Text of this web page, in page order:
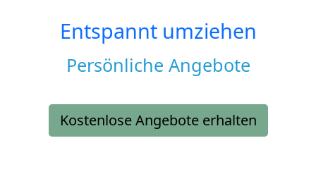
Entspannt umziehen
Persönliche Angebote
Kostenlose Angebote erhalten